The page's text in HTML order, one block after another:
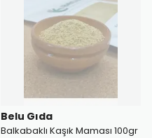
Belu Gıda
Balkabaklı Kaşık Maması 100gr